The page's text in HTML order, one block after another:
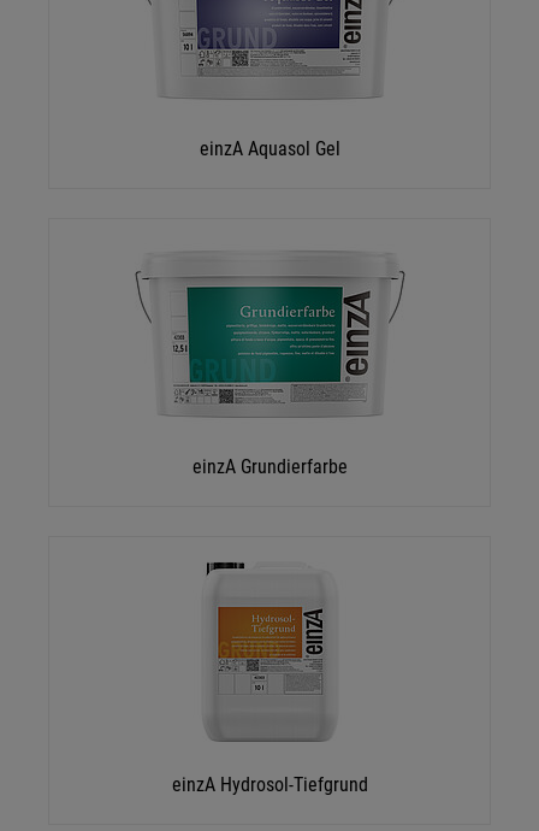
einzA Aquasol Gel
einzA Grundierfarbe
einzA Hydrosol-Tiefgrund